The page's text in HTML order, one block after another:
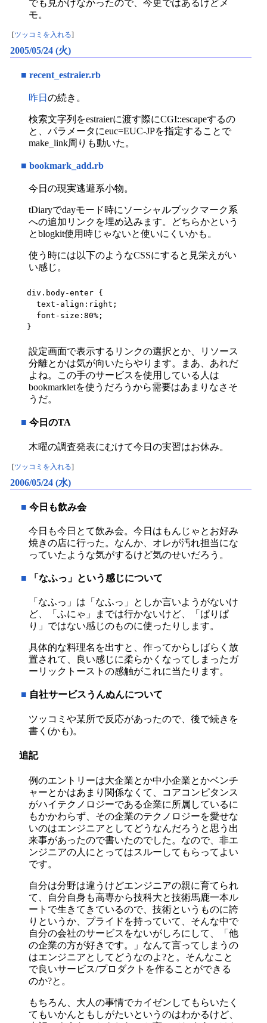
でも見かけなかったので、今更ではあるけどメ
モ。
ツッコミを入れる
2005/05/24 (火)
■ recent_estraier.rb
昨日 の続き。
検索文字列をestraierに渡す際にCGI::escapeするの
と、パラメータにeuc=EUC-JPを指定することで
make_link周りも動いた。
■ bookmark_add.rb
今日の現実逃避系小物。
tDiaryでdayモード時にソーシャルブックマーク系
への追加リンクを埋め込みます。どちらかという
とblogkit使用時じゃないと使いにくいかも。
使う時には以下のようなCSSにすると見栄えがい
い感じ。
div.body-enter {
}
設定画面で表示するリンクの選択とか、リソース
分離とかは気が向いたらやります。まあ、あれだ
よね。この手のサービスを使用している人は
bookmarkletを使うだろうから需要はあまりなさそ
うだ。
■ 今日のTA
木曜の調査発表にむけて今日の実習はお休み。
[ツッコミを入れる]
2006/05/24 (水)
■ 今日も飲み会
今日も今日とて飲み会。今日はもんじゃとお好み
焼きの店に行った。なんか、オレが汚れ担当にな
っていたような気がするけど気のせいだろう。
■ 「なふっ」という感じについて
「なふっ」は「なふっ」としか言いようがないけ
ど、「ふにゃ」までは行かないけど、「ぱりぱ
り」ではない感じのものに使ったりします。
具体的な料理名を出すと、作ってからしばらく放
置されて、良い感じに柔らかくなってしまったガ
ーリックトーストの感触がこれに当たります。
■ 自社サービスうんぬんについて
ツッコミや某所で反応があったので、後で続きを
書く(かも)。
追記
例のエントリーは大企業とか中小企業とかベンチ
ャーとかはあまり関係なくて、コアコンピタンス
がハイテクノロジーである企業に所属しているに
もかかわらず、その企業のテクノロジーを愛せな
いのはエンジニアとしてどうなんだろうと思う出
来事があったので書いたのでした。なので、非エ
ンジニアの人にとってはスルーしてもらってよい
です。
自分は分野は違うけどエンジニアの親に育てられ
て、自分自身も高専から技科大と技術馬鹿一本ル
ートで生きてきているので、技術というものに誇
りというか、プライドを持っていて、そんな中で
自分の会社のサービスをないがしろにして、「他
の企業の方が好きです。」なんて言ってしまうの
はエンジニアとしてどうなのよ?と。そんなこと
で良いサービス/プロダクトを作ることができる
のか?と。
もちろん、大人の事情でカイゼンしてもらいたく
てもいかんともしがたいというのはわかるけど、